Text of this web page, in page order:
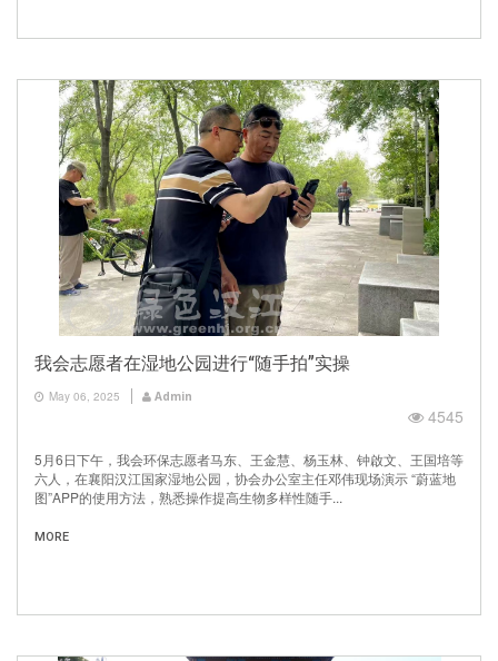
我会志愿者在湿地公园进行“随手拍”实操
May 06, 2025 Admin
4545
5月6日下午，我会环保志愿者马东、王金慧、杨玉林、钟啟文、王国培等
六人，在襄阳汉江国家湿地公园，协会办公室主任邓伟现场演示 “蔚蓝地
图”APP的使用方法，熟悉操作提高生物多样性随手...
MORE